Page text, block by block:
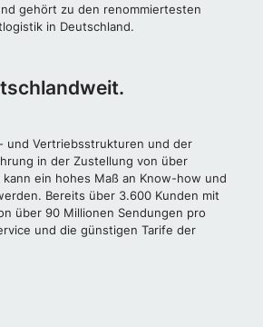
gehört zu den renommiertesten
in Deutschland.
und Vertriebsstrukturen und der
in der Zustellung von über
ein hohes Maß an Know-how und
Bereits über 3.600 Kunden mit
über 90 Millionen Sendungen pro
und die günstigen Tarife der